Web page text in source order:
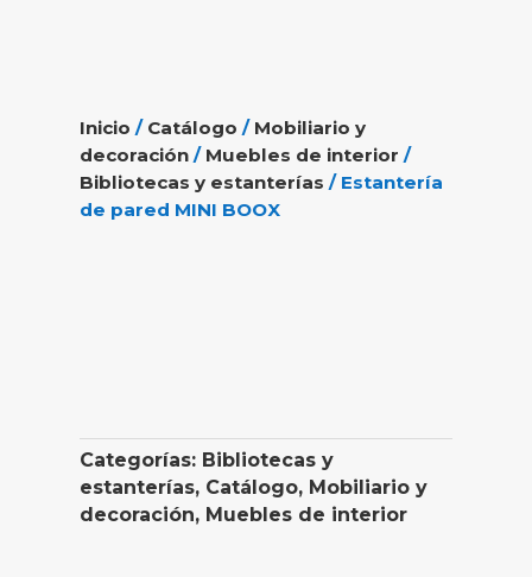
Inicio / Catálogo / Mobiliario y
decoración / Muebles de interior /
Bibliotecas y estanterías / Estantería
de pared MINI BOOX
Categorías: Bibliotecas y
estanterías, Catálogo, Mobiliario y
decoración, Muebles de interior